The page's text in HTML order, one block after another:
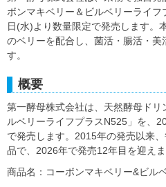
ボンマキベリー＆ビルベリーライ
日(水)より数量限定で発売します。
のベリーを配合し、菌活・腸活・
す。
概要
第一酵母株式会社は、天然酵母ド
ルベリーライフプラスN525」を、
で発売します。2015年の発売以来
品で、2026年で発売12年目を迎えま
商品名：コーボンマキベリー&ビル